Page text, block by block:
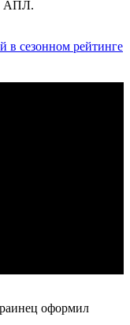
АПЛ.
сезонном рейтинге
оформил